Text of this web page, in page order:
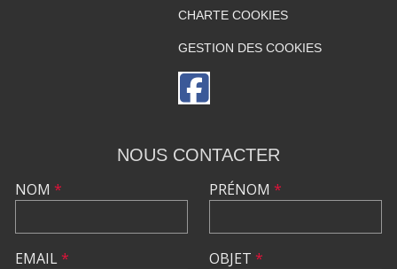
CHARTE COOKIES
GESTION DES COOKIES
NOUS CONTACTER
NOM *
EMAIL*
PRÉNOM *
OBJET *